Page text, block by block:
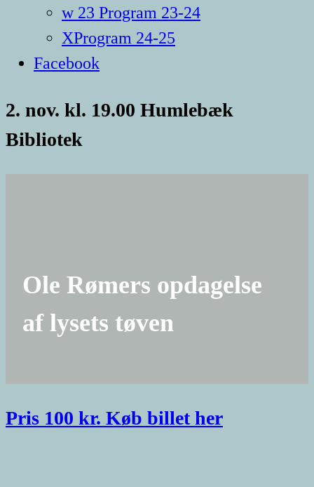
w 23 Program 23-24
XProgram 24-25
Facebook
2. nov. kl. 19.00 Humlebæk
Bibliotek
Ole Rømers opdagelse
af lysets tøven
Pris 100 kr. Køb billet her